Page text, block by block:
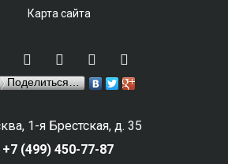
Карта сайта
Поделиться…
1-я Брестская, д. 35
+7 (499) 450-77-87